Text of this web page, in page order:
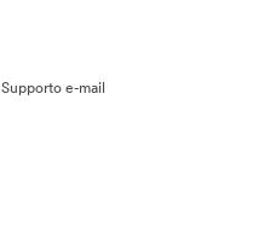
Supporto e-mail